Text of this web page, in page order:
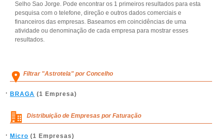
Selho Sao Jorge. Pode encontrar os 1 primeiros resultados para esta
pesquisa com o telefone, direção e outros dados comerciais e
financeiros das empresas. Baseamos em coincidências de uma
atividade ou denominação de cada empresa para mostrar esses
resultados.
Filtrar "Astrotela" por Concelho
BRAGA (1 Empresa)
Distribuição de Empresas por Faturação
Micro (1 Empresas)